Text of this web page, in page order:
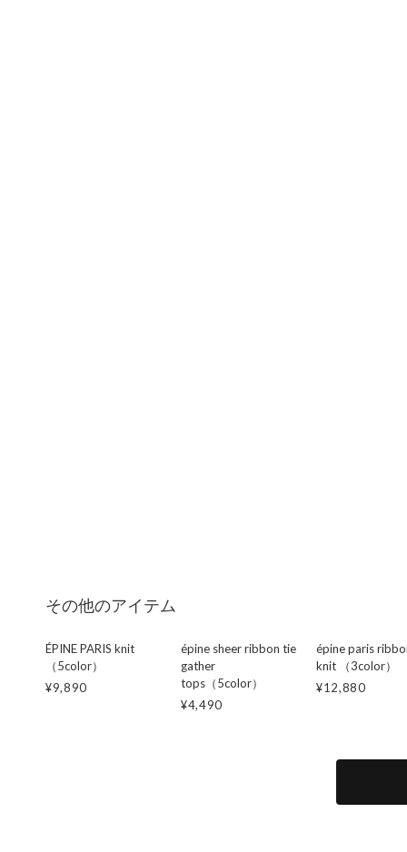
その他のアイテム
ÉPINE PARIS knit
（5color）
¥9,890
épine sheer ribbon tie
gather
tops（5color）
¥4,490
épine paris
knit （3color）
¥12,880